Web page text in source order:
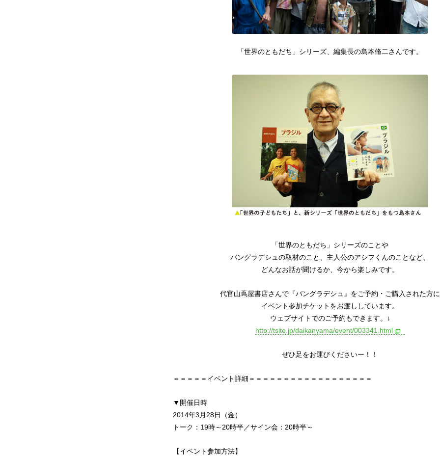
「世界のともだち」シリーズ、編集長の島本脩二さんです。
「世界のともだち」シリーズのことや
バングラデシュの取材のこと、主人公のアシフくんのことなど、
どんなお話が聞けるか、今から楽しみです。
代官山蔦屋書店さんで『バングラデシュ』をご予約・ご購入された方に
イベント参加チケットをお渡ししています。
ウェブサイトでのご予約もできます。↓
http://tsite.jp/daikanyama/event/003341.html
ぜひ足をお運びくださいー！！
＝＝＝＝＝イベント詳細＝＝＝＝＝＝＝＝＝＝＝＝＝＝＝＝＝＝
▼開催日時
2014年3月28日（金）
トーク：19時～20時半／サイン会：20時半～
【イベント参加方法】